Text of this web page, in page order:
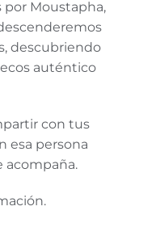
por Moustapha,
descubriendo
auténtico
con tus
esa persona
acompaña.